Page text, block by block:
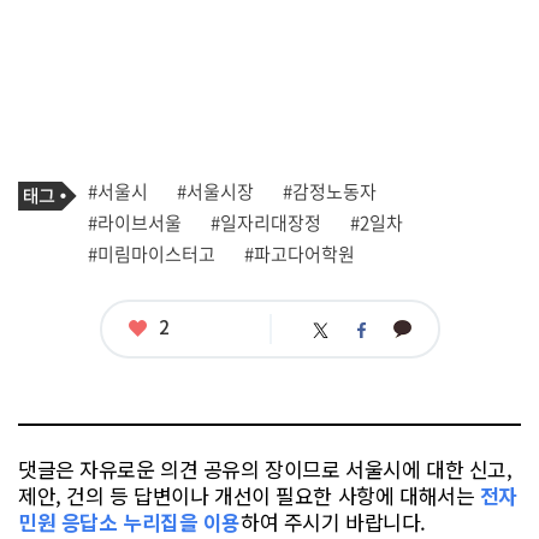
기
사
관
련
태
태
그
#서울시 #서울시장
#감정노동자
#라이브서울
#일자리대장정
#2일차
#미림마이스터고
#파고다어학원
좋
2 트 페 카
댓글은 자유로운 의견 공유의 장이므로 서울시에 대한 신고,
제안, 건의 등 답변이나 개선이 필요한 사항에 대해서는 전자
민원 응답소 누리집을 이용하여 주시기 바랍니다.